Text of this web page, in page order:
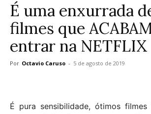
É uma enxurrada
filmes que
entrar na NETFLIX
Por Octavio Caruso - 5 de agosto de 2019
É pura sensibilidade, ótimos